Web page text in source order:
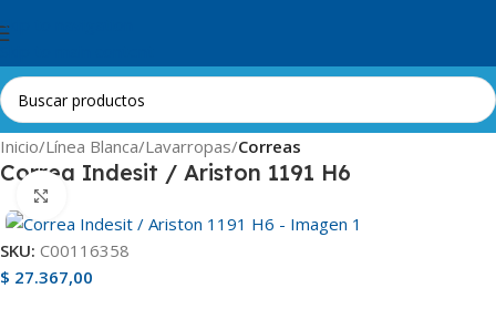
Skip to navigation
Inicio Línea Blanca Lavarropas Correas
Correa Indesit / Ariston 1191 H6
SKU: C00116358
$ 27.367,00